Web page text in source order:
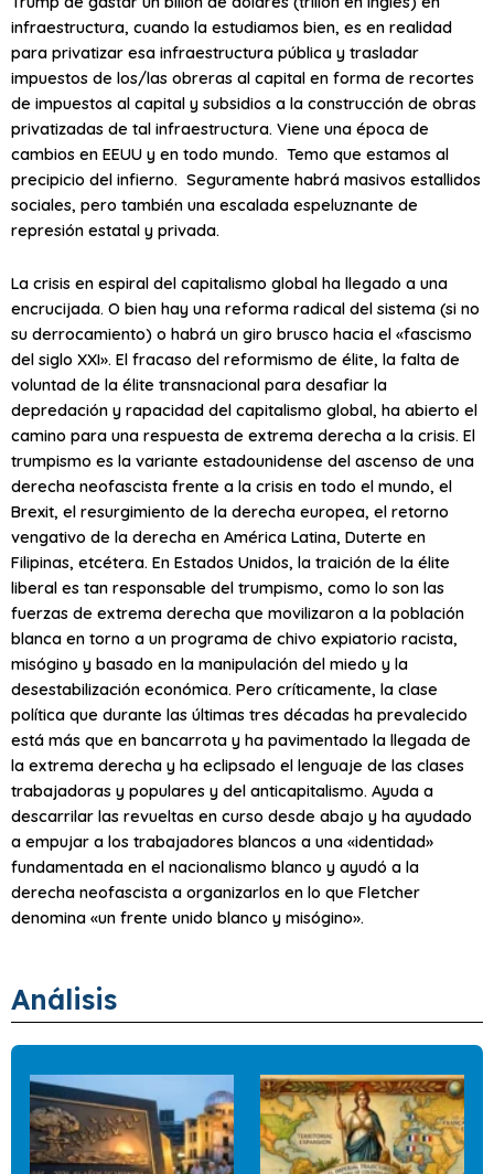
infraestructura, cuando la estudiamos bien, es en realidad
para privatizar esa infraestructura pública y trasladar
impuestos de los/las obreras al capital en forma de recortes
de impuestos al capital y subsidios a la construcción de obras
privatizadas de tal infraestructura. Viene una época de
cambios en EEUU y en todo mundo. Temo que estamos al
precipicio del infierno. Seguramente habrá masivos estallidos
sociales, pero también una escalada espeluznante de
represión estatal y privada.
La crisis en espiral del capitalismo global ha llegado a una
encrucijada. O bien hay una reforma radical del sistema (si no
su derrocamiento) o habrá un giro brusco hacia el «fascismo
del siglo XXI». El fracaso del reformismo de élite, la falta de
voluntad de la élite transnacional para desafiar la
depredación y rapacidad del capitalismo global, ha abierto el
camino para una respuesta de extrema derecha a la crisis. El
trumpismo es la variante estadounidense del ascenso de una
derecha neofascista frente a la crisis en todo el mundo, el
Brexit, el resurgimiento de la derecha europea, el retorno
vengativo de la derecha en América Latina, Duterte en
Filipinas, etcétera. En Estados Unidos, la traición de la élite
liberal es tan responsable del trumpismo, como lo son las
fuerzas de extrema derecha que movilizaron a la población
blanca en torno a un programa de chivo expiatorio racista,
misógino y basado en la manipulación del miedo y la
desestabilización económica. Pero críticamente, la clase
política que durante las últimas tres décadas ha prevalecido
está más que en bancarrota y ha pavimentado la llegada de
la extrema derecha y ha eclipsado el lenguaje de las clases
trabajadoras y populares y del anticapitalismo. Ayuda a
descarrilar las revueltas en curso desde abajo y ha ayudado
a empujar a los trabajadores blancos a una «identidad»
fundamentada en el nacionalismo blanco y ayudó a la
derecha neofascista a organizarlos en lo que Fletcher
denomina «un frente unido blanco y misógino».
Análisis